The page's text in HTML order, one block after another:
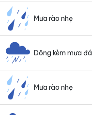
Mưa rào nhẹ
Dông kèm mưa đá
Mưa rào nhẹ